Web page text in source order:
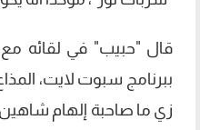
قال "حبيب" في لقائه مع
ببرنامج سبوت لايت،
زي ما صاحبة إلهام